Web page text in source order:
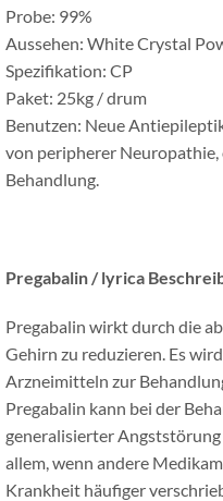
Probe: 99%
Aussehen: White Crystal
Spezifikation: CP
Paket: 25kg / drum
Benutzen: Neue
von peripherer
Behandlung.
Pregabalin / lyrica
Pregabalin wirkt durch die
Gehirn zu reduzieren. Es
Arzneimitteln zur
Pregabalin kann bei der
generalisierter
allem, wenn andere
Krankheit häufiger